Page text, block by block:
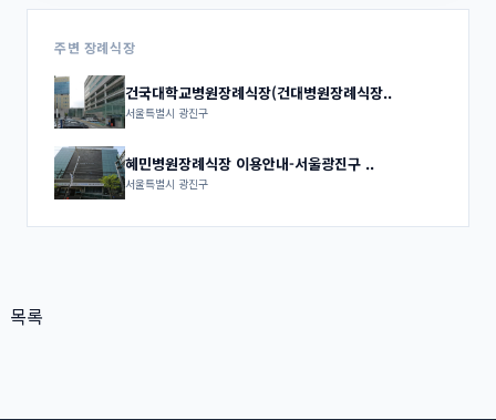
주변 장례식장
건국대학교병원장례식장(건대병원장례식장..
서울특별시 광진구
혜민병원장례식장 이용안내-서울광진구 ..
서울특별시 광진구
목록